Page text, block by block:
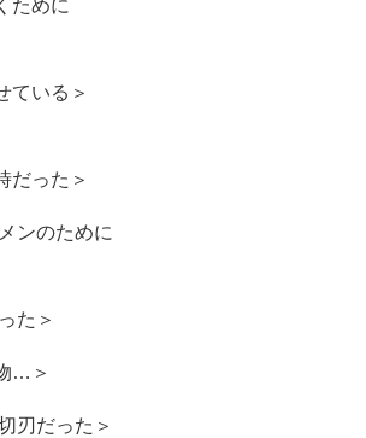
ために
ている＞
だった＞
ンのために
た＞
…＞
刃だった＞